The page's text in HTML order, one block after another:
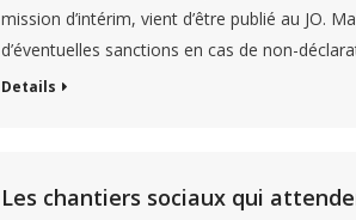
mission d’intérim, vient d’être publié au JO.
d’éventuelles sanctions en cas de non-
Details
Les chantiers sociaux qui